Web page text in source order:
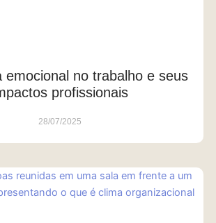
emocional no trabalho e seus
profissionais
28/07/2025